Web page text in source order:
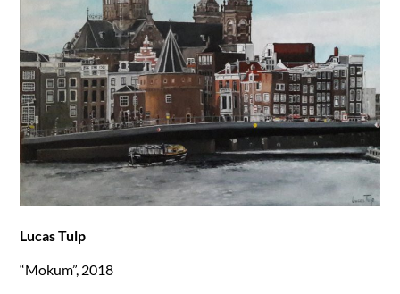
Lucas Tulp
“Mokum”, 2018